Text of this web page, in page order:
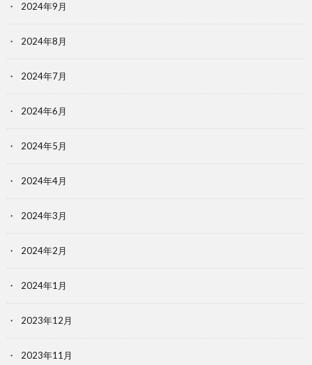
2024年9月
2024年8月
2024年7月
2024年6月
2024年5月
2024年4月
2024年3月
2024年2月
2024年1月
2023年12月
2023年11月